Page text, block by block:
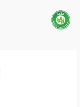
المحتوى